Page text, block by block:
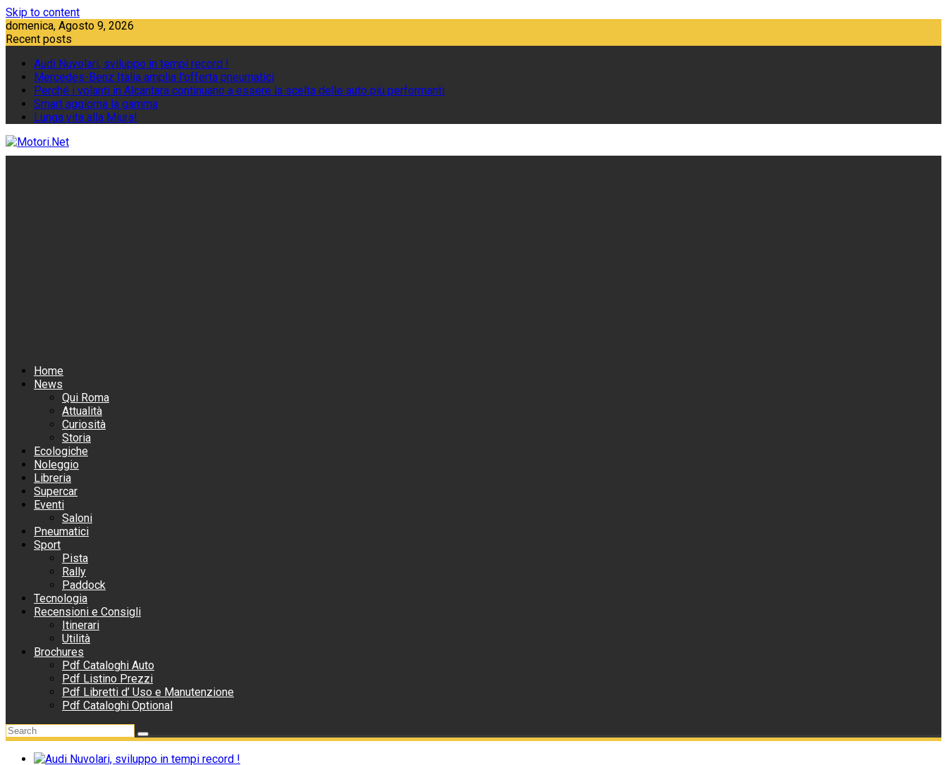
Skip to content
domenica, Agosto 9, 2026
Recent posts
Audi Nuvolari, sviluppo in tempi record !
Mercedes-Benz Italia amplia l'offerta pneumatici
Perché i volanti in Alcantara continuano a essere la scelta delle auto più performanti
Smart aggiorna la gamma
Lunga vita alla Miura!
Home
News
Qui Roma
Attualità
Curiosità
Storia
Ecologiche
Noleggio
Libreria
Supercar
Eventi
Saloni
Pneumatici
Sport
Pista
Rally
Paddock
Tecnologia
Recensioni e Consigli
Itinerari
Utilità
Brochures
Pdf Cataloghi Auto
Pdf Listino Prezzi
Pdf Libretti d’ Uso e Manutenzione
Pdf Cataloghi Optional